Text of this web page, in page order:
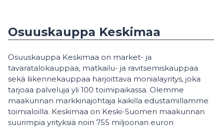
Osuuskauppa Keskimaa
Osuuskauppa Keskimaa on market- ja
tavaratalokauppaa, matkailu- ja ravitsemiskauppaa
sekä liikennekauppaa harjoittava monialayritys, joka
tarjoaa palveluja yli 100 toimipaikassa. Olemme
maakunnan markkinajohtaja kaikilla edustamillamme
toimialoilla. Keskimaa on Keski-Suomen maakunnan
suurimpia yrityksiä noin 755 miljoonan euron